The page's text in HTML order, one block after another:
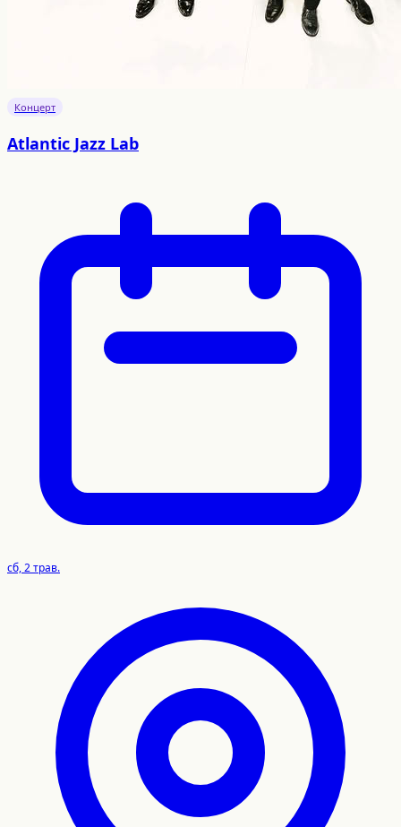
Концерт
Atlantic Jazz Lab
сб, 2 трав.